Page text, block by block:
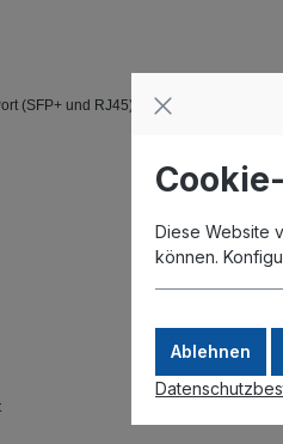
(SFP+ und RJ45)
Diese Website
können.
Ablehnen